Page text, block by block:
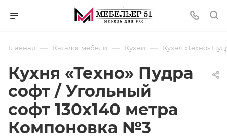
Главная — Каталог мебели — Кухни — Кухня «Техно»
Кухня «Техно» Пудра
софт / Угольный
софт 130х140 метра
Компоновка №3